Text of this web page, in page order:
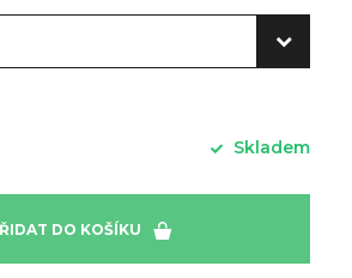
Skladem
DO KOŠÍKU